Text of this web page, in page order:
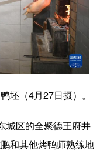
片 政务
汽车
化 数字经济
尚 悦读
（4月27日摄）。
区的全聚德王府井
和其他烤鸭师熟练地